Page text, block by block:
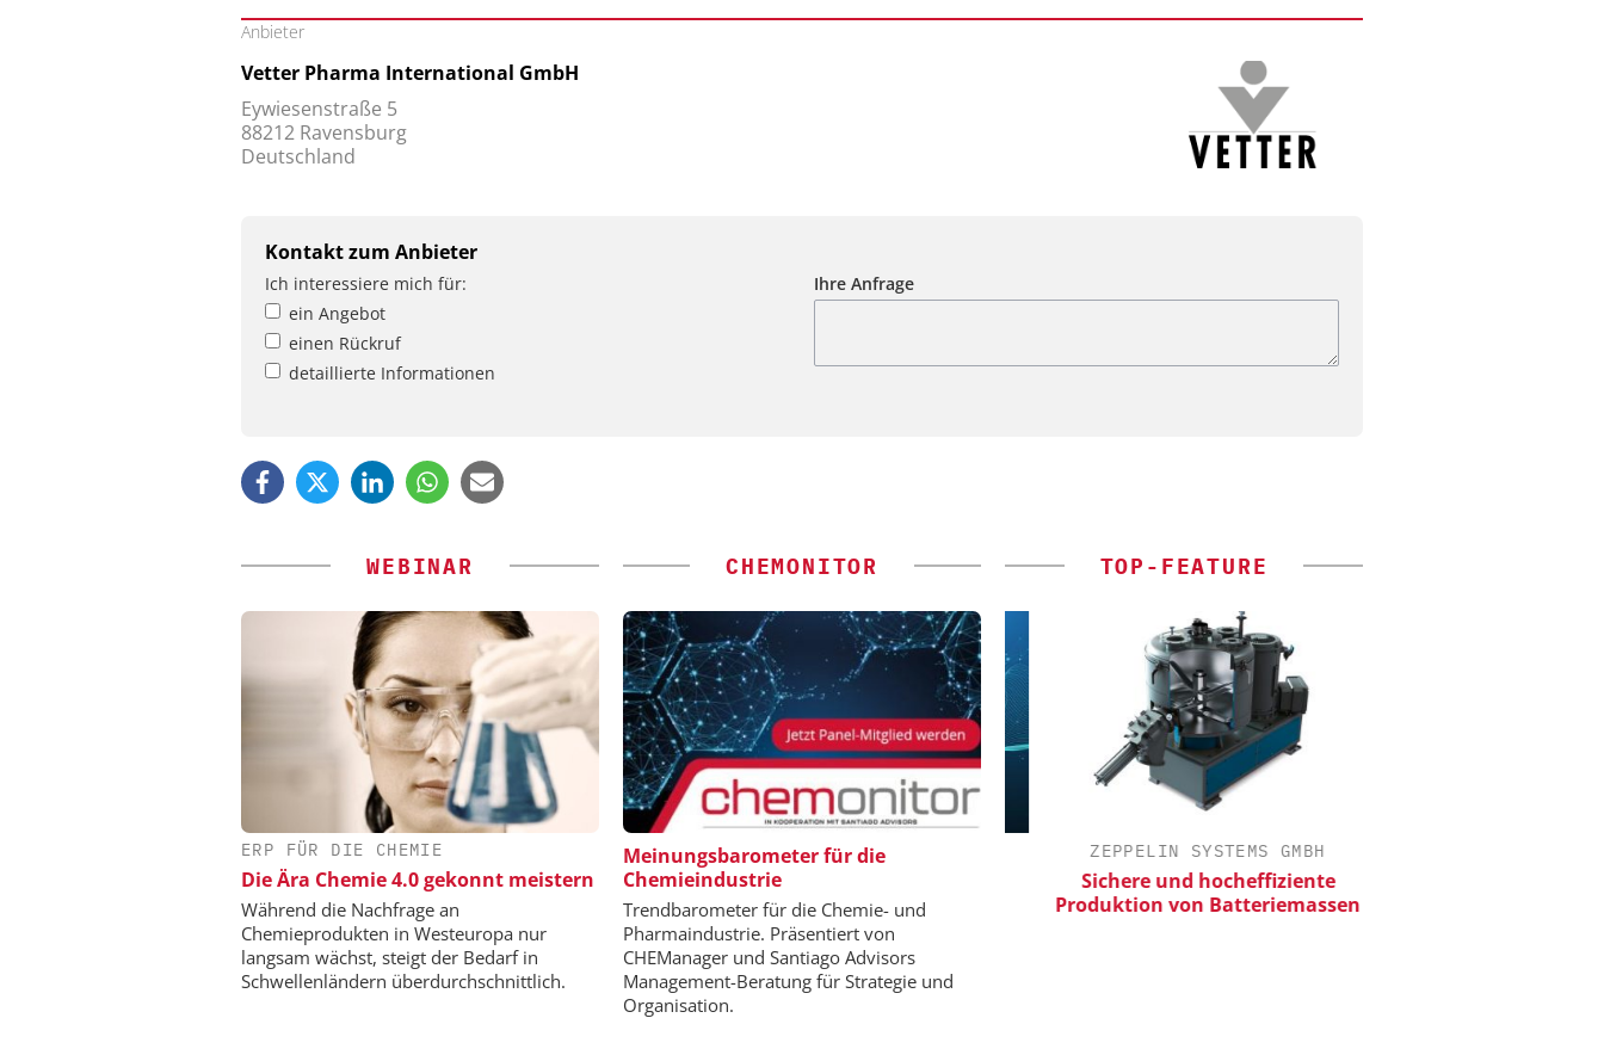
Anbieter
Vetter Pharma International GmbH
Eywiesenstraße 5
88212 Ravensburg
Deutschland
Kontakt zum Anbieter
Ich interessiere mich für:
ein Angebot
einen Rückruf
detaillierte Informationen
Ihre Anfrage
WEBINAR
ERP FÜR DIE CHEMIE
Die Ära Chemie 4.0 gekonnt meistern
Während die Nachfrage an
Chemieprodukten in Westeuropa nur
langsam wächst, steigt der Bedarf in
Schwellenländern überdurchschnittlich.
CHEMONITOR
Meinungsbarometer für die
Chemieindustrie
Trendbarometer für die Chemie- und
Pharmaindustrie. Präsentiert von
CHEManager und Santiago Advisors
Management-Beratung für Strategie und
Organisation.
TOP-FEATURE
DIPL.-ING. WILHELM SCHMIDT GMBH
Skalierbar vom Labor bis zur
Produktion
SAS INSTITUTE GMBH / JMP
SOFTWARE
Visualisierung von Daten für
wissenschaftliche Erkenntnisse
ZEPPELIN SYSTEMS GMBH
Sichere und hocheffiziente
Produktion von Batteriemassen